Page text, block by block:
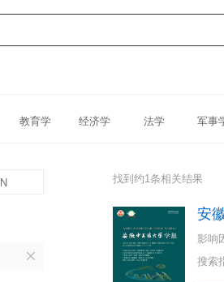
教育学 经济学 法学 军事
找到约1条相关结果
安
影响
搜索